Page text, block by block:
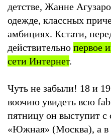
детстве, Жанне
одежде, классных
амбициях. Кстати,
действительно первое
сети Интернет.
Чуть не забыли! 18 и
воочию увидеть всю
пятницу он выступит
«Южная» (Москва), а